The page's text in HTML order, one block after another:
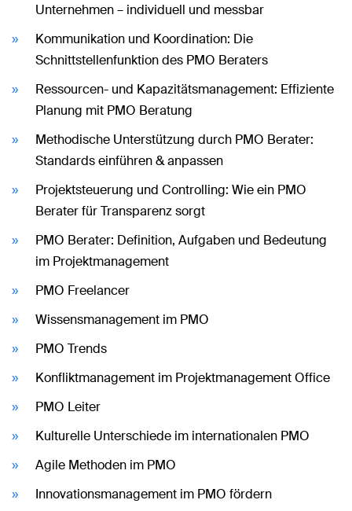
Unternehmen – individuell und messbar
Kommunikation und Koordination: Die
Schnittstellenfunktion des PMO Beraters
Ressourcen- und Kapazitätsmanagement: Effiziente
Planung mit PMO Beratung
Methodische Unterstützung durch PMO Berater:
Standards einführen & anpassen
Projektsteuerung und Controlling: Wie ein PMO
Berater für Transparenz sorgt
PMO Berater: Definition, Aufgaben und Bedeutung
im Projektmanagement
PMO Freelancer
Wissensmanagement im PMO
PMO Trends
Konfliktmanagement im Projektmanagement Office
PMO Leiter
Kulturelle Unterschiede im internationalen PMO
Agile Methoden im PMO
Innovationsmanagement im PMO fördern